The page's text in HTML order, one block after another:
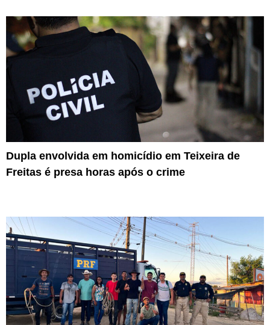
Dupla envolvida em homicídio em Teixeira de
Freitas é presa horas após o crime